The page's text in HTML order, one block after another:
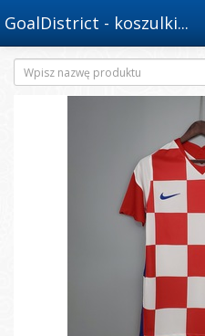
GoalDistrict - koszulki...